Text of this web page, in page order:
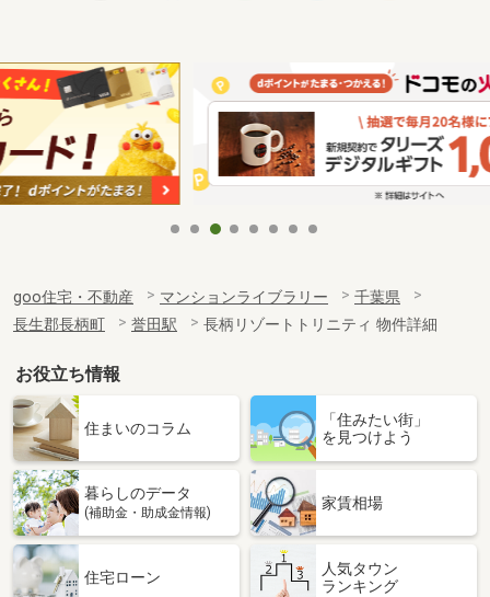
goo住宅・不動産 マンションライブラリー
千葉県
長生郡長柄町
誉田駅 長柄リゾートトリニティ 物件詳細
お役立ち情報
住まいのコラム
「住みたい街」
を見つけよう
暮らしのデータ
(補助金・助成金情報)
家賃相場
住宅ローン
人気タウン
ランキング